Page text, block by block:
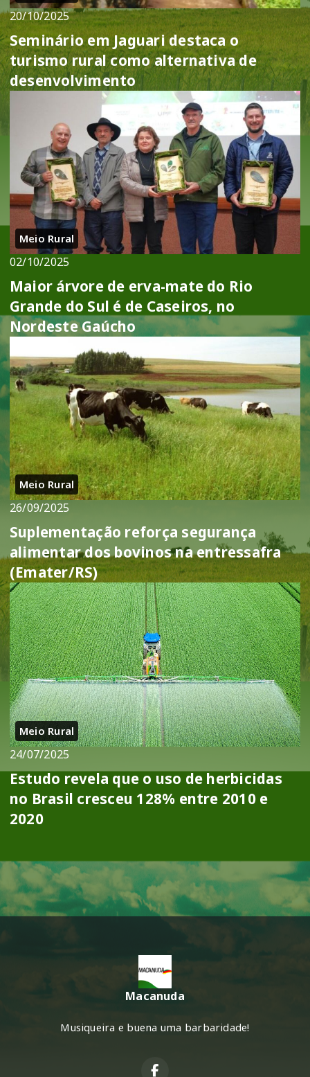
20/10/2025
Seminário em Jaguari destaca o
turismo rural como alternativa de
desenvolvimento
Meio Rural
02/10/2025
Maior árvore de erva-mate do Rio
Grande do Sul é de Caseiros, no
Nordeste Gaúcho
Meio Rural
26/09/2025
Suplementação reforça segurança
alimentar dos bovinos na entressafra
(Emater/RS)
Meio Rural
24/07/2025
Estudo revela que o uso de herbicidas
no Brasil cresceu 128% entre 2010 e
2020
Macanuda
Musiqueira e buena uma barbaridade!